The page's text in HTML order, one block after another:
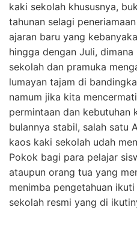
kaki sekolah khususnya,
tahunan selagi
ajaran baru yang
hingga dengan Juli,
sekolah dan pramuka
lumayan tajam di
namum jika kita
permintaan dan kebutuhan
bulannya stabil, salah satu
kaos kaki sekolah udah
Pokok bagi para pelajar
ataupun orang tua yang
menimba pengetahuan
sekolah resmi yang di